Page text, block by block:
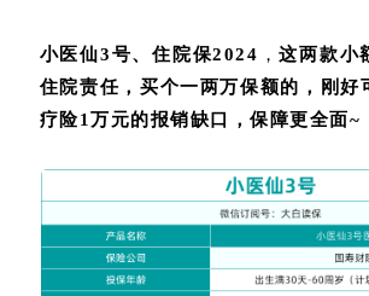
小医仙3号、住院保2024 ，这两款小
住院责任，买个一两万保额的，刚好
疗险1万元的报销缺口，保障更全面~